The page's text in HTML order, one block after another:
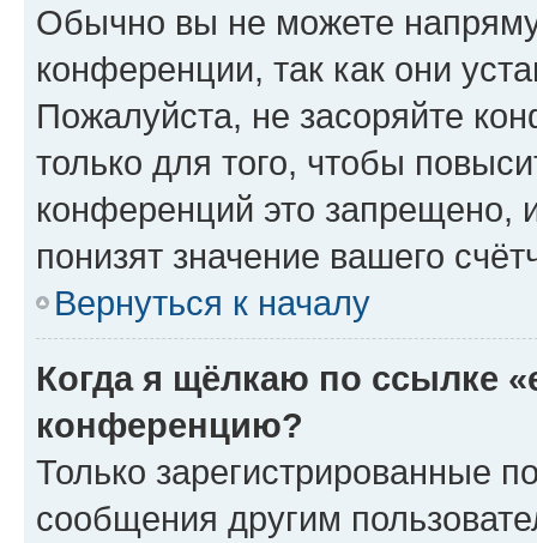
Обычно вы не можете
конференции, так как они
Пожалуйста, не засоряйте
только для того, чтобы
конференций это запрещено,
понизят значение вашего
Вернуться к началу
Когда я щёлкаю по ссылке
конференцию?
Только зарегистрированные
сообщения другим